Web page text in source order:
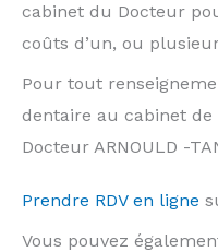
cabinet du Docteur
coûts d’un, ou
Pour tout
dentaire au cabinet
Docteur ARNOULD -
Prendre RDV en ligne
Vous pouvez